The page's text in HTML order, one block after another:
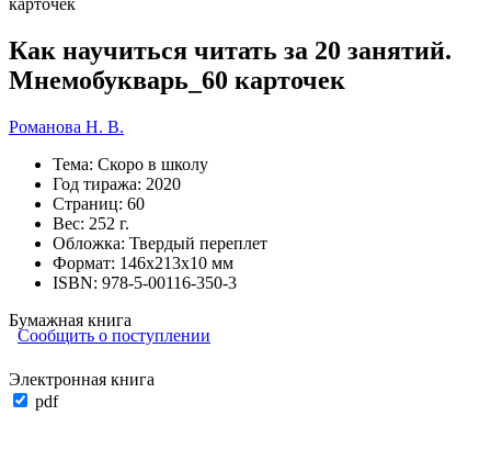
Как научиться читать за 20 занятий.
Мнемобукварь_60 карточек
Романова Н. В.
Тема: Скоро в школу
Год тиража: 2020
Страниц: 60
Вес: 252 г.
Обложка: Твердый переплет
Формат: 146х213х10 мм
ISBN: 978-5-00116-350-3
Бумажная книга
Сообщить о поступлении
Электронная книга
pdf